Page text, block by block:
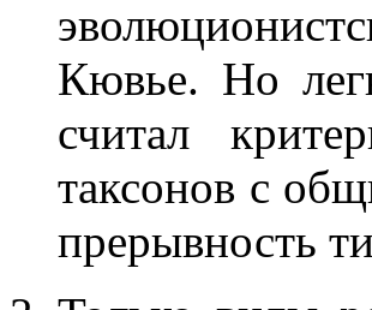
Кювье. Но
считал
таксонов с
прерывность